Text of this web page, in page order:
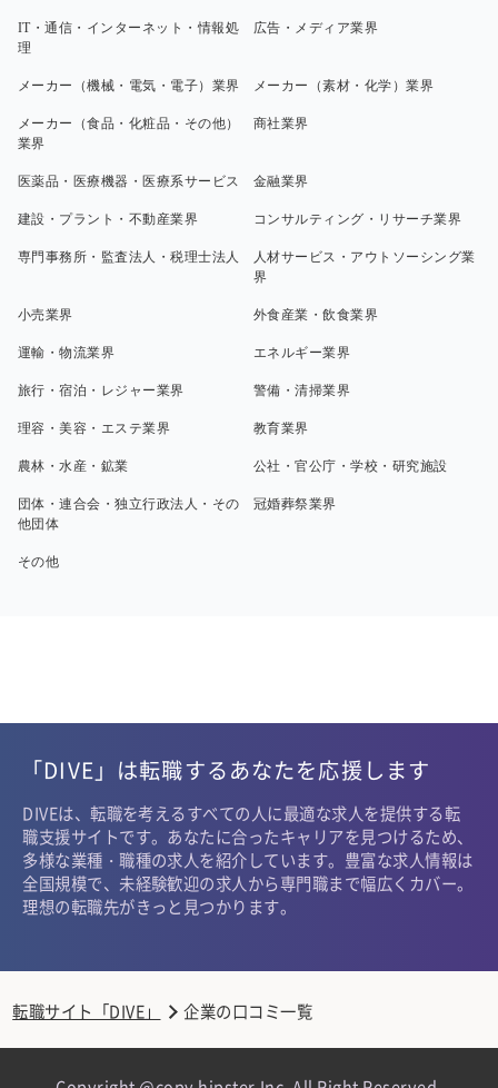
IT・通信・インターネット・情報処
理
広告・メディア業界
メーカー（機械・電気・電子）業界 メーカー（素材・化学）業界
メーカー（食品・化粧品・その他）
業界
商社業界
医薬品・医療機器・医療系サービス 金融業界
建設・プラント・不動産業界 コンサルティング・リサーチ業界
専門事務所・監査法人・税理士法人
人材サービス・アウトソーシング業
界
小売業界 外食産業・飲食業界
運輸・物流業界 エネルギー業界
旅行・宿泊・レジャー業界 警備・清掃業界
理容・美容・エステ業界 教育業界
農林・水産・鉱業 公社・官公庁・学校・研究施設
団体・連合会・独立行政法人・その
他団体
冠婚葬祭業界
その他
「DIVE」は転職するあなたを応援します
DIVEは、転職を考えるすべての人に最適な求人を提供する転
職支援サイトです。あなたに合ったキャリアを見つけるため、
多様な業種・職種の求人を紹介しています。豊富な求人情報は
全国規模で、未経験歓迎の求人から専門職まで幅広くカバー。
理想の転職先がきっと見つかります。
転職サイト「DIVE」 企業の口コミ一覧